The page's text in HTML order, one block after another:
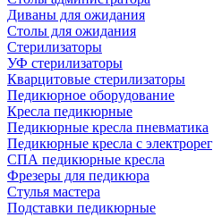
Диваны для ожидания
Столы для ожидания
Стерилизаторы
УФ стерилизаторы
Кварцитовые стерилизаторы
Педикюрное оборудование
Кресла педикюрные
Педикюрные кресла пневматика
Педикюрные кресла с
СПА педикюрные кресла
Фрезеры для педикюра
Стулья мастера
Подставки педикюрные